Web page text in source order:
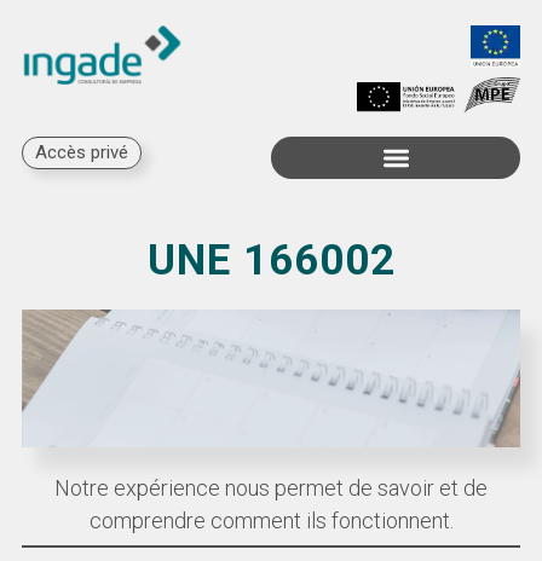
Accès privé
UNE 166002​
Notre expérience nous permet de savoir et de
comprendre comment ils fonctionnent.